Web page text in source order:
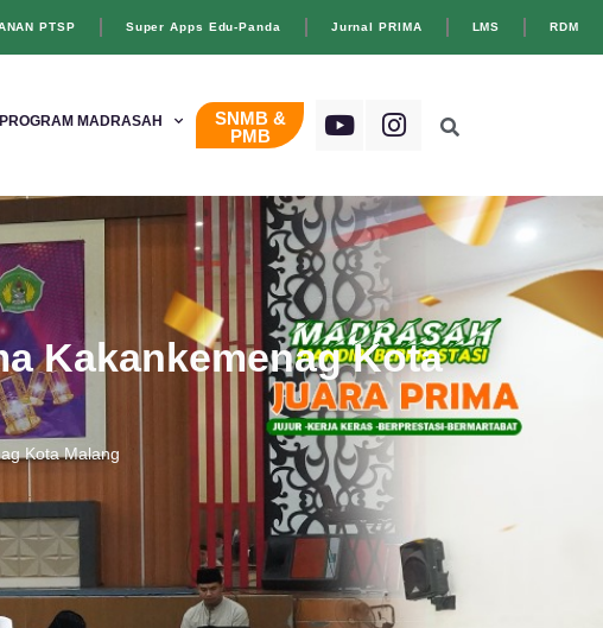
PTSP Super Apps Edu-Panda Jurnal PRIMA LMS RDM
PROGRAM MADRASAH
SNMB &
PMB
Kakankemenag Kota
Kota Malang